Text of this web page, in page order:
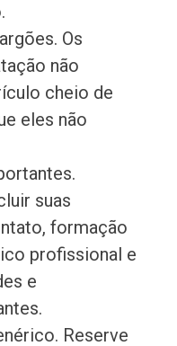
Os
não
cheio de
eles não
suas
formação
profissional e
e
Reserve